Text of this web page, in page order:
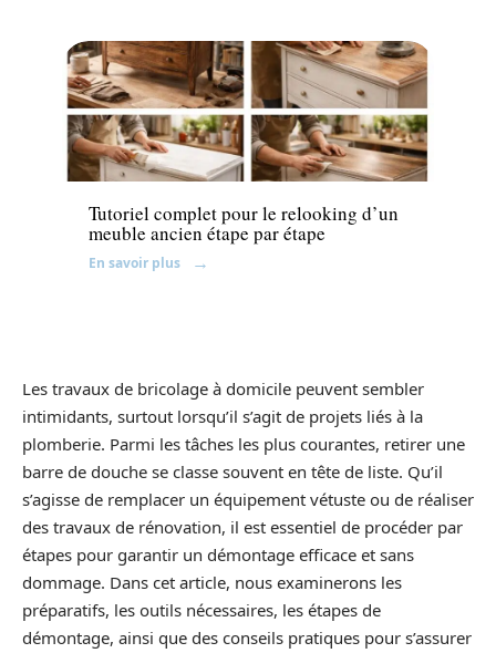
Décoration Interieure
Tutoriel complet pour le relooking d’un
meuble ancien étape par étape
En savoir plus
Les travaux de bricolage à domicile peuvent sembler
intimidants, surtout lorsqu’il s’agit de projets liés à la
plomberie. Parmi les tâches les plus courantes, retirer une
barre de douche se classe souvent en tête de liste. Qu’il
s’agisse de remplacer un équipement vétuste ou de réaliser
des travaux de rénovation, il est essentiel de procéder par
étapes pour garantir un démontage efficace et sans
dommage. Dans cet article, nous examinerons les
préparatifs, les outils nécessaires, les étapes de
démontage, ainsi que des conseils pratiques pour s’assurer